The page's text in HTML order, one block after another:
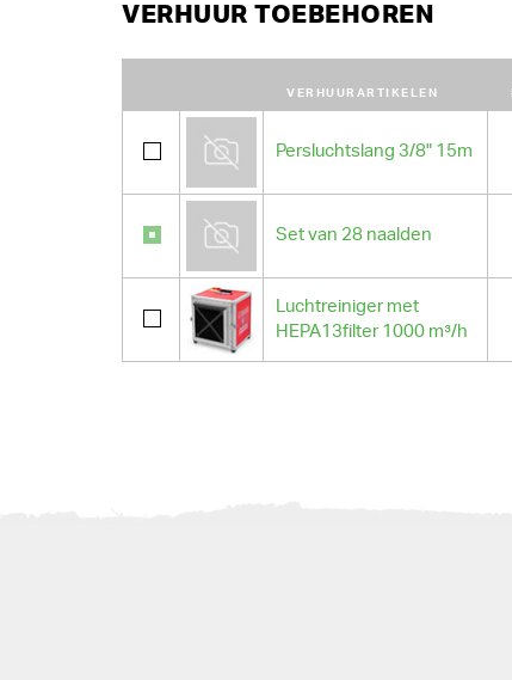
VERHUUR TOEBEHOREN
VERHUURARTIKELEN
Persluchtslang 3/8" 15m
Set van 28 naalden
Luchtreiniger met
HEPA13filter 1000 m³/h